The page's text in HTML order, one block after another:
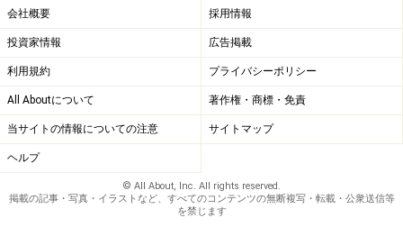
会社概要 採用情報
投資家情報 広告掲載
利用規約 プライバシーポリシー
All Aboutについて 著作権・商標・免責
当サイトの情報についての注意 サイトマップ
ヘルプ
© All About, Inc. All rights reserved.
掲載の記事・写真・イラストなど、すべてのコンテンツの無断複写・転載・公衆送信等
を禁じます